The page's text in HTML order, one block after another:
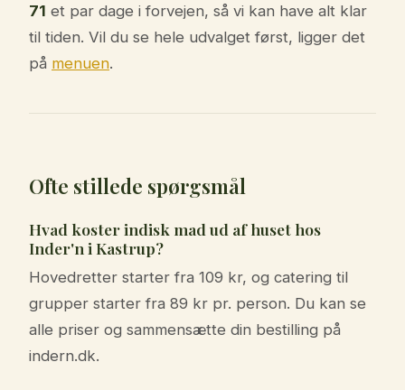
71 et par dage i forvejen, så vi kan have alt klar
til tiden. Vil du se hele udvalget først, ligger det
på menuen.
Ofte stillede spørgsmål
Hvad koster indisk mad ud af huset hos
Inder'n i Kastrup?
Hovedretter starter fra 109 kr, og catering til
grupper starter fra 89 kr pr. person. Du kan se
alle priser og sammensætte din bestilling på
indern.dk.